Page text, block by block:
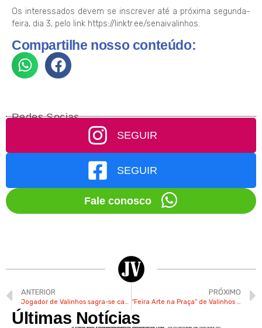
Os interessados devem se inscrever até a próxima segunda-
feira, dia 3, pelo link https://linktr.ee/senaivalinhos.
Compartilhe nosso conteúdo:
Redes Socias
SEGUIR
SEGUIR
Fale conosco
ANTERIOR PRÓXIMO
Últimas Notícias